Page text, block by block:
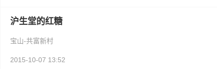
沪生堂的红糖
宝山-共富新村
2015-10-07 13:52